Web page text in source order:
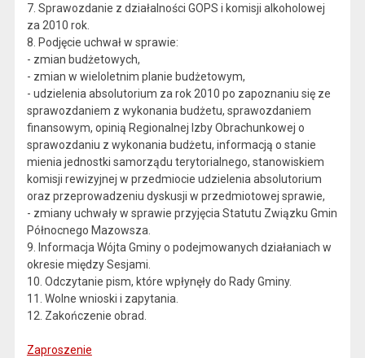
7. Sprawozdanie z działalności GOPS i komisji alkoholowej
za 2010 rok.
8. Podjęcie uchwał w sprawie:
- zmian budżetowych,
- zmian w wieloletnim planie budżetowym,
- udzielenia absolutorium za rok 2010 po zapoznaniu się ze
sprawozdaniem z wykonania budżetu, sprawozdaniem
finansowym, opinią Regionalnej Izby Obrachunkowej o
sprawozdaniu z wykonania budżetu, informacją o stanie
mienia jednostki samorządu terytorialnego, stanowiskiem
komisji rewizyjnej w przedmiocie udzielenia absolutorium
oraz przeprowadzeniu dyskusji w przedmiotowej sprawie,
- zmiany uchwały w sprawie przyjęcia Statutu Związku Gmin
Północnego Mazowsza.
9. Informacja Wójta Gminy o podejmowanych działaniach w
okresie między Sesjami.
10. Odczytanie pism, które wpłynęły do Rady Gminy.
11. Wolne wnioski i zapytania.
12. Zakończenie obrad.
Zaproszenie